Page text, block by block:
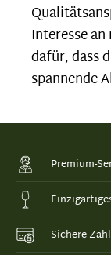
Interesse
dafür, dass
spannende
Premium-
Sichere